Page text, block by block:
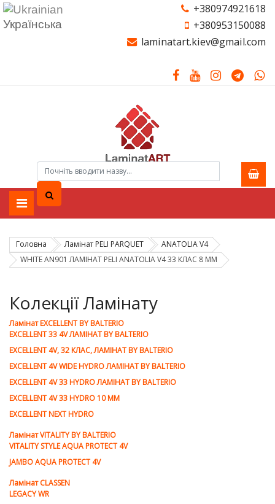
Українська
+380974921618
+380953150088
laminatart.kiev@gmail.com
Головна Ламiнат PELI PARQUET
ANATOLIA V4
WHITE AN901 ЛАМІНАТ PELI ANATOLIA V4 33 КЛАС 8 ММ
Колекції Ламінату
Ламiнат EXCELLENT BY BALTERIO
EXCELLENT 33 4V ЛАМІНАТ BY BALTERIO
EXCELLENT 4V, 32 КЛАС, ЛАМІНАТ BY BALTERIO
EXCELLENT 4V WIDE HYDRO ЛАМІНАТ BY BALTERIO
EXCELLENT 4V 33 HYDRO ЛАМІНАТ BY BALTERIO
EXCELLENT 4V 33 HYDRO 10 ММ
EXCELLENT NEXT HYDRO
Ламiнат VITALITY BY BALTERIO
VITALITY STYLE AQUA PROTECT 4V
JAMBO AQUA PROTECT 4V
Ламiнат CLASSEN
LEGACY WR